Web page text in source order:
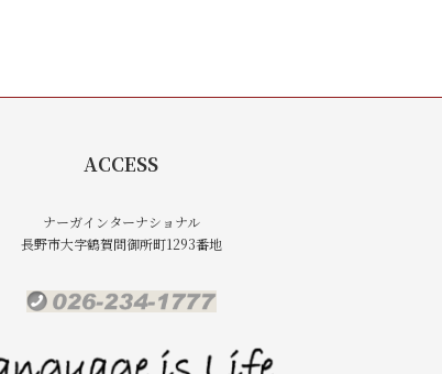
ACCESS
ナーガインターナショナル
長野市大字鶴賀問御所町1293番地